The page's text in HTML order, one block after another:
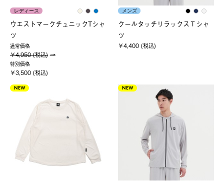
レディース
ウエストマークチュニックTシャ
ツ
通常価格
￥4,950 (税込)
特別価格
￥3,500 (税込)
メンズ
クールタッチリラックスＴシャ
ツ
￥4,400 (税込)
NEW NEW